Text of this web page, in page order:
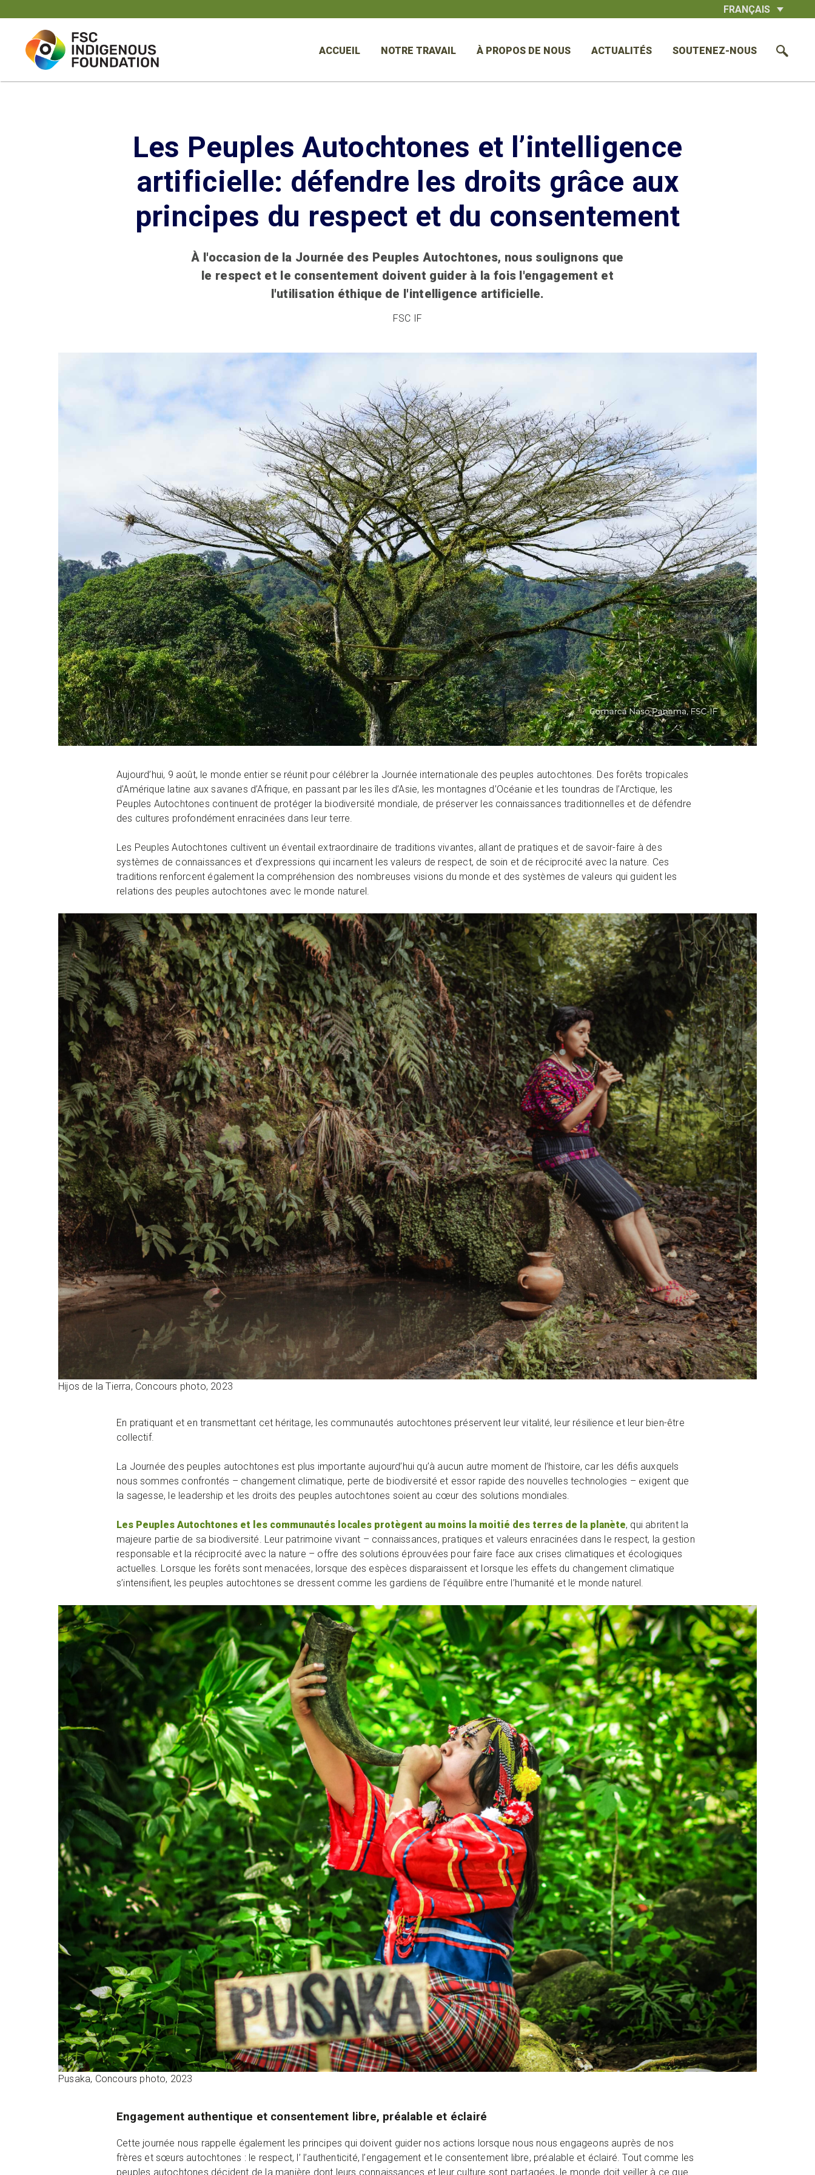
to
FRANÇAIS
ACCUEIL NOTRE TRAVAIL À PROPOS DE NOUS ACTUALITÉS SOUTENEZ-NOUS
Les Peuples Autochtones et l’intelligence
artificielle: défendre les droits grâce aux
principes du respect et du consentement
À l'occasion de la Journée des Peuples Autochtones, nous soulignons que
le respect et le consentement doivent guider à la fois l'engagement et
l'utilisation éthique de l'intelligence artificielle.
FSC IF
Aujourd’hui, 9 août, le monde entier se réunit pour célébrer la Journée internationale des peuples autochtones. Des forêts tropicales
d’Amérique latine aux savanes d’Afrique, en passant par les îles d’Asie, les montagnes d’Océanie et les toundras de l’Arctique, les
Peuples Autochtones continuent de protéger la biodiversité mondiale, de préserver les connaissances traditionnelles et de défendre
des cultures profondément enracinées dans leur terre.
Les Peuples Autochtones cultivent un éventail extraordinaire de traditions vivantes, allant de pratiques et de savoir-faire à des
systèmes de connaissances et d’expressions qui incarnent les valeurs de respect, de soin et de réciprocité avec la nature. Ces
traditions renforcent également la compréhension des nombreuses visions du monde et des systèmes de valeurs qui guident les
relations des peuples autochtones avec le monde naturel.
Hijos de la Tierra, Concours photo, 2023
En pratiquant et en transmettant cet héritage, les communautés autochtones préservent leur vitalité, leur résilience et leur bien-être
collectif.
La Journée des peuples autochtones est plus importante aujourd’hui qu’à aucun autre moment de l’histoire, car les défis auxquels
nous sommes confrontés – changement climatique, perte de biodiversité et essor rapide des nouvelles technologies – exigent que
la sagesse, le leadership et les droits des peuples autochtones soient au cœur des solutions mondiales.
Les Peuples Autochtones et les communautés locales protègent au moins la moitié des terres de la planète, qui abritent la
majeure partie de sa biodiversité. Leur patrimoine vivant – connaissances, pratiques et valeurs enracinées dans le respect, la gestion
responsable et la réciprocité avec la nature – offre des solutions éprouvées pour faire face aux crises climatiques et écologiques
actuelles. Lorsque les forêts sont menacées, lorsque des espèces disparaissent et lorsque les effets du changement climatique
s’intensifient, les peuples autochtones se dressent comme les gardiens de l’équilibre entre l’humanité et le monde naturel.
Pusaka, Concours photo, 2023
Engagement authentique et consentement libre, préalable et éclairé
Cette journée nous rappelle également les principes qui doivent guider nos actions lorsque nous nous engageons auprès de nos
frères et sœurs autochtones : le respect, l’ l’authenticité, l’engagement et le consentement libre, préalable et éclairé. Tout comme les
peuples autochtones décident de la manière dont leurs connaissances et leur culture sont partagées, le monde doit veiller à ce que